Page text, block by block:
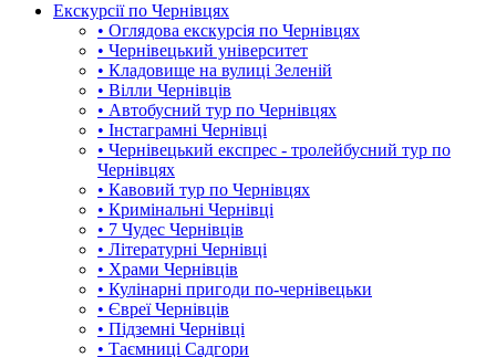
Екскурсії по Чернівцях
• Оглядова екскурсія по Чернівцях
• Чернівецький університет
• Кладовище на вулиці Зеленій
• Вілли Чернівців
• Автобусний тур по Чернівцях
• Інстаграмні Чернівці
• Чернівецький експрес - тролейбусний тур по
Чернівцях
• Кавовий тур по Чернівцях
• Кримінальні Чернівці
• 7 Чудес Чернівців
• Літературні Чернівці
• Храми Чернівців
• Кулінарні пригоди по-чернівецьки
• Євреї Чернівців
• Підземні Чернівці
• Таємниці Садгори